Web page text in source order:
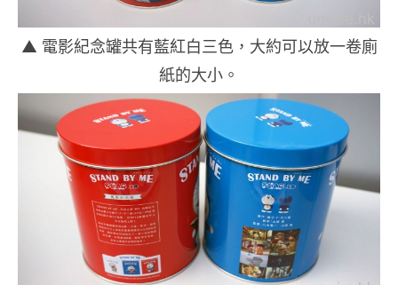
▲ 電影紀念罐共有藍紅白三色，大約可以放一卷廁
紙的大小。